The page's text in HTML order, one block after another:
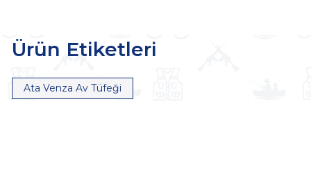
Ürün Etiketleri
Ata Venza Av Tüfeği